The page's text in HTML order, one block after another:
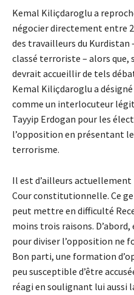
Kemal Kiliçdaroglu a
négocier directement entre
des travailleurs du Kurdistan
classé terroriste – alors
devrait accueillir de tels
Kemal Kiliçdaroglu a
comme un interlocuteur
Tayyip Erdogan pour les
l’opposition en présentant
terrorisme.
Il est d’ailleurs
Cour constitutionnelle. Ce
peut mettre en difficulté
moins trois raisons.
pour diviser l’opposition ne
Bon parti, une formation
peu susceptible d’être
réagi en soulignant lui aussi